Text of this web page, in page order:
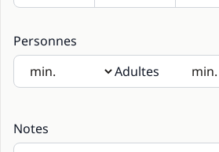
Personnes
Adultes
Notes